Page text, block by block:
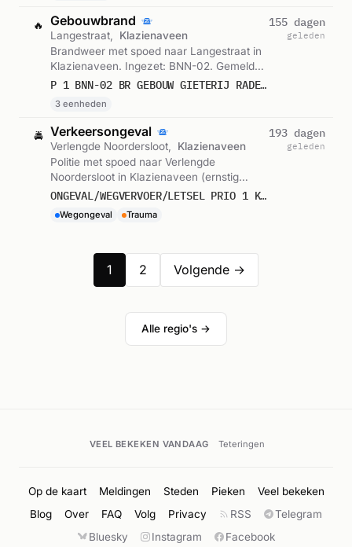
🔥 Gebouwbrand
Langestraat,
Klazienaveen
Brandweer met spoed naar Langestraat in
Klazienaveen. Ingezet: BNN-02. Gemeld
om 17:53.
P 1 BNN-02 BR GEBOUW GIETERIJ RADEMAKERS BV LANGESTRAAT KLAZIENAVEEN 038693 038768 038732
3 eenheden
155 dagen
geleden
🚔 Verkeersongeval
Verlengde Noordersloot,
Klazienaveen
Politie met spoed naar Verlengde
Noordersloot in Klazienaveen (ernstig
letsel). Gemeld om 12:19.
ONGEVAL/WEGVERVOER/LETSEL PRIO 1 KLAZIENAVEEN VERLENGDE NOORDERSLOOT
Wegongeval Trauma
193 dagen
geleden
1 2 Volgende →
Alle regio's →
VEEL BEKEKEN VANDAAG Teteringen
Op de kaart Meldingen Steden Pieken
Veel bekeken
Blog
Over FAQ Volg Privacy RSS
Telegram
Bluesky
Instagram Facebook